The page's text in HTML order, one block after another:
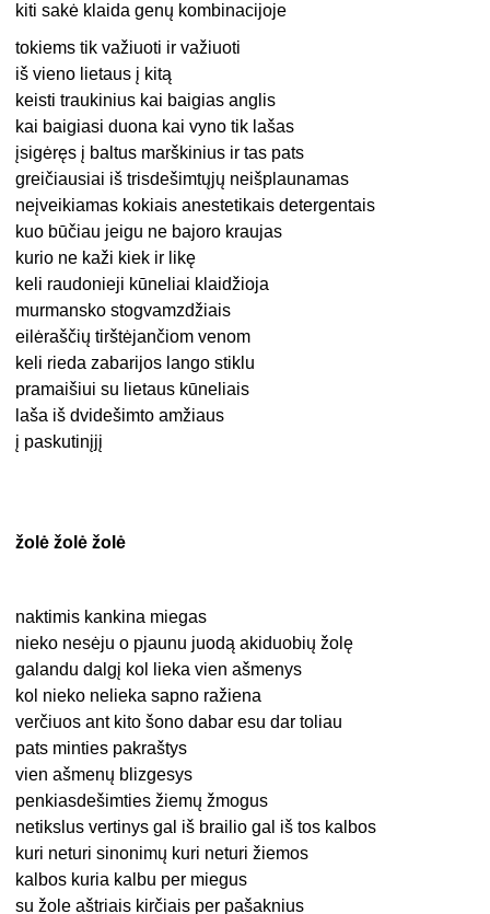
kiti sakė klaida genų kombinacijoje
tokiems tik važiuoti ir važiuoti
iš vieno lietaus į kitą
keisti traukinius kai baigias anglis
kai baigiasi duona kai vyno tik lašas
įsigėręs į baltus marškinius ir tas pats
greičiausiai iš trisdešimtųjų neišplaunamas
neįveikiamas kokiais anestetikais detergentais
kuo būčiau jeigu ne bajoro kraujas
kurio ne kaži kiek ir likę
keli raudonieji kūneliai klaidžioja
murmansko stogvamzdžiais
eilėraščių tirštėjančiom venom
keli rieda zabarijos lango stiklu
pramaišiui su lietaus kūneliais
laša iš dvidešimto amžiaus
į paskutinįjį
žolė žolė žolė
naktimis kankina miegas
nieko nesėju o pjaunu juodą akiduobių žolę
galandu dalgį kol lieka vien ašmenys
kol nieko nelieka sapno ražiena
verčiuos ant kito šono dabar esu dar toliau
pats minties pakraštys
vien ašmenų blizgesys
penkiasdešimties žiemų žmogus
netikslus vertinys gal iš brailio gal iš tos kalbos
kuri neturi sinonimų kuri neturi žiemos
kalbos kuria kalbu per miegus
su žole aštriais kirčiais per pašaknius